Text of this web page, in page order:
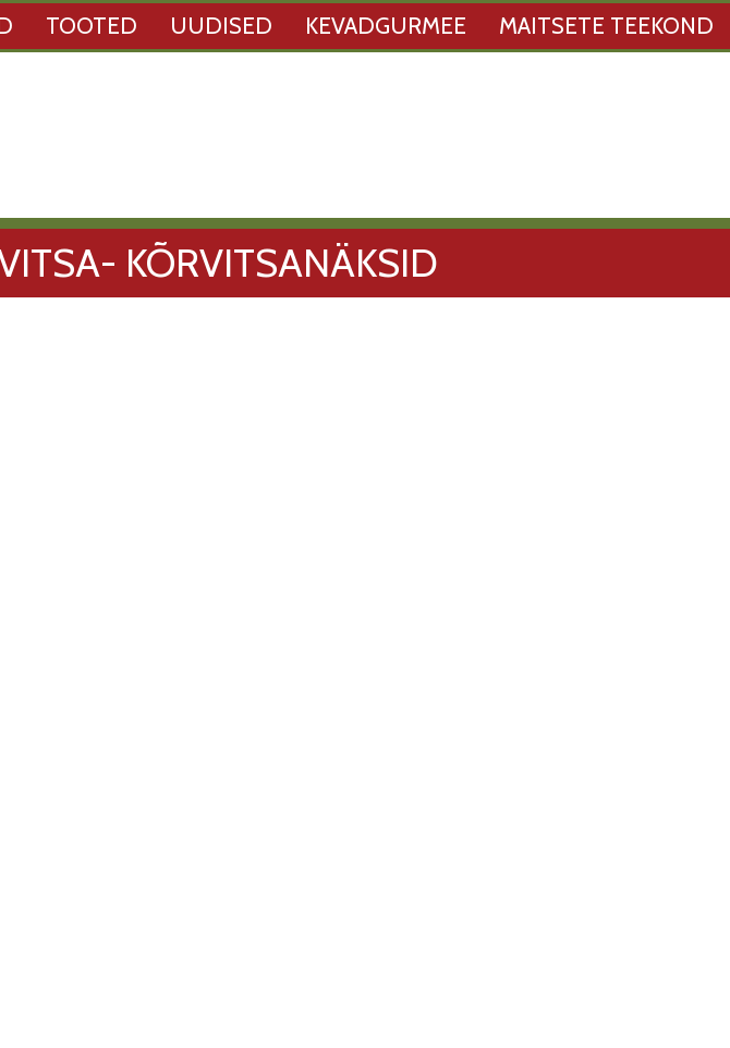
TOOTED UUDISED KEVADGURMEE MAITSETE TEEKOND
KÕRVITSANÄKSID